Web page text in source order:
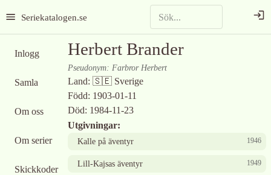
Seriekatalogen.se
Inlogg
Samla
Om oss
Om serier
Skickkoder
Herbert Brander
Pseudonym: Farbror Herbert
Land: 🇸🇪 Sverige
Född: 1903-01-11
Död: 1984-11-23
Utgivningar:
Kalle på äventyr 1946
Lill-Kajsas äventyr 1949